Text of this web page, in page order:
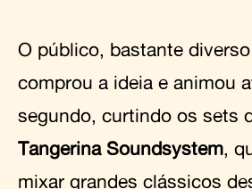
O público, bastante
comprou a ideia e animou
segundo, curtindo os sets
Tangerina Soundsystem,
mixar grandes clássicos